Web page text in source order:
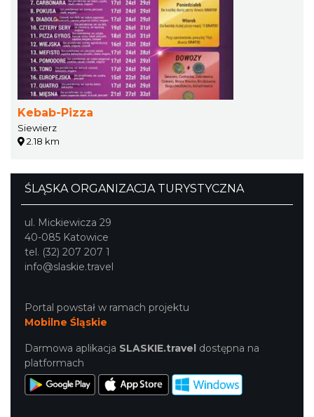
Kebab-Pizza
Siewierz
2.18 km
ŚLĄSKA ORGANIZACJA TURYSTYCZNA
ul. Mickiewicza 29
40-085 Katowice
tel. (32) 207 207 1
info@slaskie.travel
Portal powstał w ramach projektu
Mobilne Śląskie
Darmowa aplikacja SLASKIE.travel dostępna na
platformach